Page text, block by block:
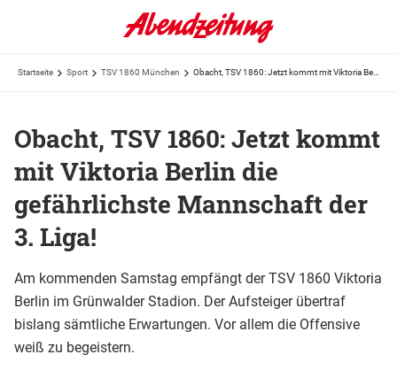
Startseite Sport TSV 1860 München
Obacht, TSV 1860: Jetzt kommt
mit Viktoria Berlin die
gefährlichste Mannschaft der
3. Liga!
Am kommenden Samstag empfängt der TSV 1860 Viktoria
Berlin im Grünwalder Stadion. Der Aufsteiger übertraf
bislang sämtliche Erwartungen. Vor allem die Offensive
weiß zu begeistern.